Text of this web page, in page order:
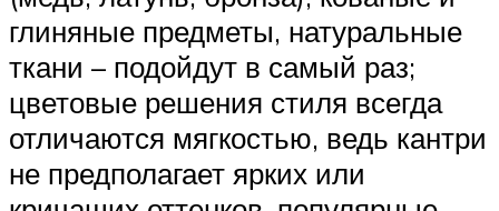
глиняные предметы, натуральные
ткани – подойдут в самый раз;
цветовые решения стиля всегда
отличаются мягкостью, ведь кантри
не предполагает ярких или